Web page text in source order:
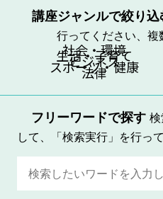
講座ジャンルで絞り込
行ってください、複
社会・環境
生活・子育て
ビジネス
スポーツ・健康
法律
フリーワードで探す
して、「検索実行」を行っ